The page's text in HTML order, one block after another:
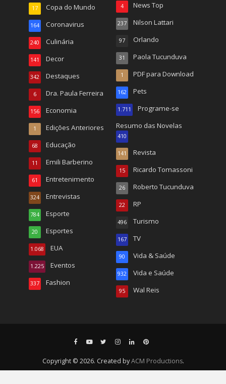
Copa do Mundo
17
Coronavirus
164
Culinária
240
Decor
141
Destaques
342
Dra. Paula Ferreira
6
Economia
156
Edições Anteriores
1
Educação
68
Emili Barberino
11
Entretenimento
61
Entrevistas
324
Esporte
784
Esportes
20
EUA
1.068
Eventos
1.225
Fashion
337
News Top
4
Nilson Lattari
237
Orlando
97
Paola Tucunduva
31
PDF para Download
1
Pets
162
Programe-se
1.711
Resumo das Novelas
410
Revista
141
Ricardo Tomassoni
15
Roberto Tucunduva
26
RP
22
Turismo
496
TV
167
Vida & Saúde
90
Vida e Saúde
932
Wal Reis
95
Copyright © 2026. Created byACM Productions.